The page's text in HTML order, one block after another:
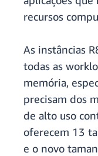
recursos
As instâncias
todas as
memória,
precisam dos
de alto uso
oferecem 13
e o novo